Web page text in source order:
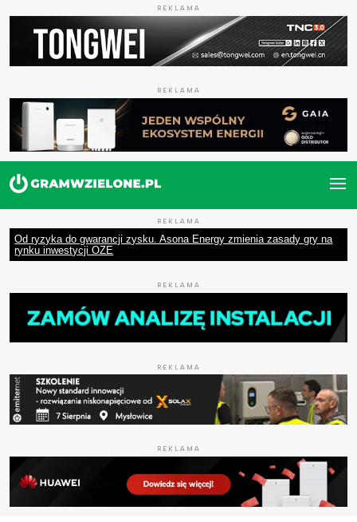
REKLAMA
REKLAMA
REKLAMA
Od ryzyka do gwarancji zysku. Asona Energy zmienia zasady gry na
rynku inwestycji OZE
REKLAMA
REKLAMA
REKLAMA